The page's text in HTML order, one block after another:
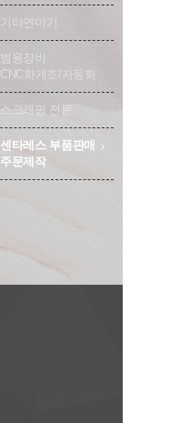
기타연마기
범용장비
CNC화개조/자동화
스크래핑 전문
센타레스 부품판매
주문제작